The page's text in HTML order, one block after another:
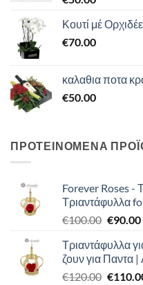
Κουτί μέ
€70.00
καλαθια ποτα
€50.00
ΠΡΟΤΕΙΝΟΜΕΝΑ
Forever Roses -
Τριαντάφυλλα
€100.00 Original
was:
€90.00Η
Τριαντάφυλλα
ζουν για Παντα
€120.00 €